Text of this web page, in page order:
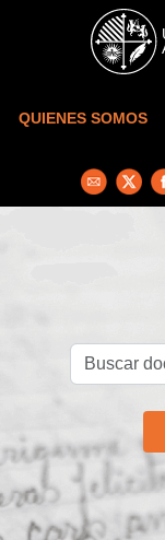
Skip to main content
QUIENES SOMOS